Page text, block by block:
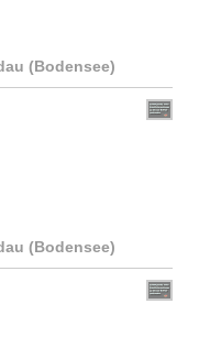
(Bodensee)
(Bodensee)